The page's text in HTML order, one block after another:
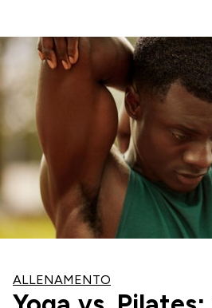
ALLENAMENTO